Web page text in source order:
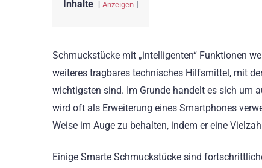
Inhalte Anzeigen
Schmuckstücke mit „intelligenten“ Funktionen
weiteres tragbares technisches Hilfsmittel, mit
wichtigsten sind. Im Grunde handelt es sich um
wird oft als Erweiterung eines Smartphones
Weise im Auge zu behalten, indem er eine
Einige Smarte Schmuckstücke sind